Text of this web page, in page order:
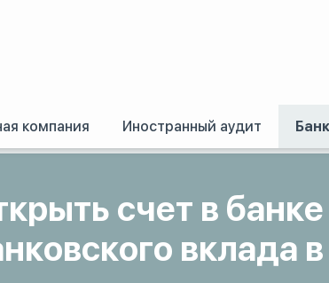
компания Иностранный аудит
право. Регистрация оффшорных компаний. Открыть
счет в
вклада